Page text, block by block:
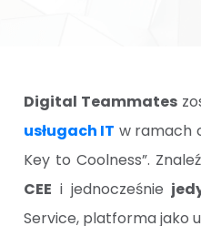
Digital Teammates
usługach IT w ramach
Key to Coolness”.
CEE i jednocześnie
Service, platforma jako